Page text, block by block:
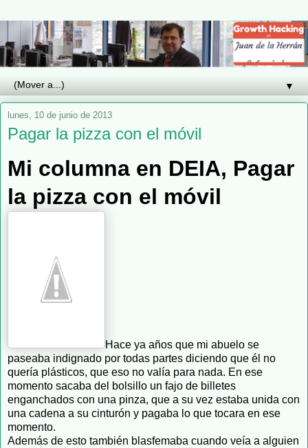
▼
lunes, 10 de junio de 2013
Pagar la pizza con el móvil
Mi columna en DEIA, Pagar
la pizza con el móvil
Hace ya años que mi abuelo se
paseaba indignado por todas partes diciendo que él no
quería plásticos, que eso no valía para nada. En ese
momento sacaba del bolsillo un fajo de billetes
enganchados con una pinza, que a su vez estaba unida con
una cadena a su cinturón y pagaba lo que tocara en ese
momento.
Además de esto también blasfemaba cuando veía a alguien